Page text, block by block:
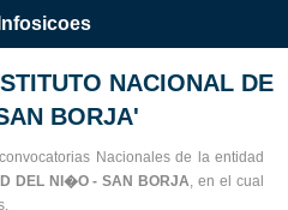
Infosicoes
NACIONAL DE
BORJA'
Nacionales de la entidad
DEL NI�O - SAN BORJA, en el cual